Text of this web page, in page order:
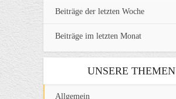
Beiträge der letzten Woche
Beiträge im letzten Monat
UNSERE THEMEN
Allgemein